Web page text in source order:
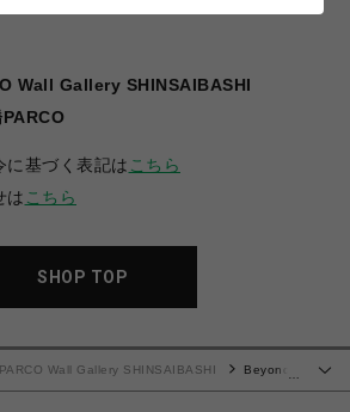
Wall Gallery SHINSAIBASHI
に基づく表記は こちら
は こちら
SHOP TOP
PARCO Wall Gallery SHINSAIBASHI
Beyond